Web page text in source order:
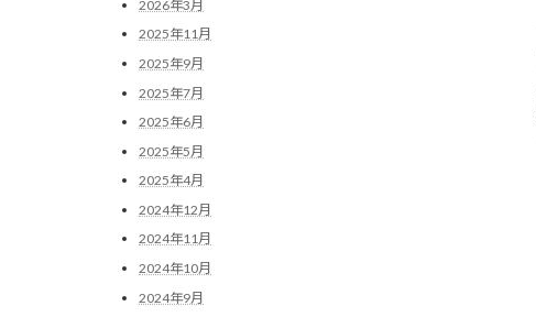
2026年3月
2025年11月
2025年9月
2025年7月
2025年6月
2025年5月
2025年4月
2024年12月
2024年11月
2024年10月
2024年9月